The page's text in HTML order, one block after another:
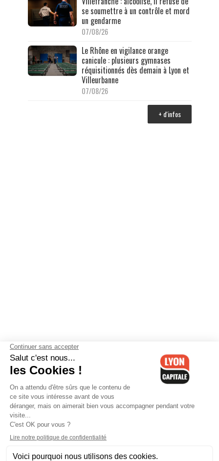
se soumettre à un contrôle et mord
un gendarme
07/08/26
Le Rhône en vigilance orange
canicule : plusieurs gymnases
réquisitionnés dès demain à Lyon et
Villeurbanne
07/08/26
+ d'infos